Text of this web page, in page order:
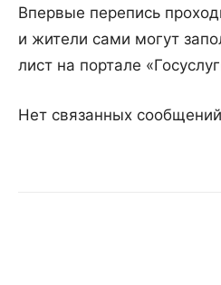
Впервые перепись
и жители сами могут
лист на портале
Нет связанных сообщений